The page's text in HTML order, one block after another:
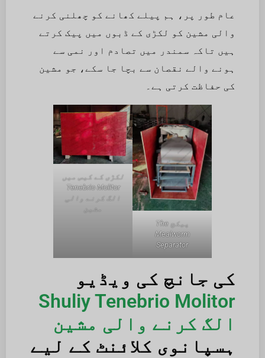
عام طور پر، ہم پیلے کھانے کو چھلنی کرنے
والی مشین کو لکڑی کے ڈبوں میں پیک کرتے
ہیں تاکہ سمندر میں تصادم اور نمی سے
ہونے والے نقصان سے بچا جا سکے، جو مشین
کی حفاظت کرتی ہے۔
پیکج The
Mealworm
Separator
لکڑی کے کیس میں
Tenebrio Molitor
الگ کرنے والی
مشین
کی جانچ کی ویڈیو
Shuliy Tenebrio Molitor
الگ کرنے والی مشین
ہسپانوی کلائنٹ کے لیے